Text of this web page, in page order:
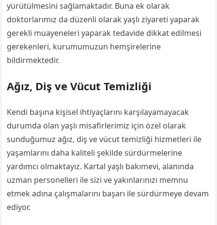
yürütülmesini sağlamaktadır. Buna ek olarak
doktorlarımız da düzenli olarak yaşlı ziyareti yaparak
gerekli muayeneleri yaparak tedavide dikkat edilmesi
gerekenleri, kurumumuzun hemşirelerine
bildirmektedir.
Ağız, Diş ve Vücut Temizliği
Kendi başına kişisel ihtiyaçlarını karşılayamayacak
durumda olan yaşlı misafirlerimiz için özel olarak
sunduğumuz ağız, diş ve vücut temizliği hizmetleri ile
yaşamlarını daha kaliteli şekilde sürdürmelerine
yardımcı olmaktayız. Kartal yaşlı bakımevi, alanında
uzman personelleri ile sizi ve yakınlarınızı memnu
etmek adına çalışmalarını başarı ile sürdürmeye devam
ediyor.